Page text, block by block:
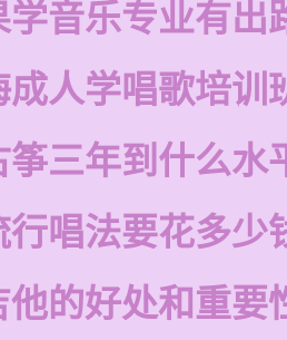
学音乐专业有出
成人学唱歌培训
筝三年到什么水
行唱法要花多少
他的好处和重要